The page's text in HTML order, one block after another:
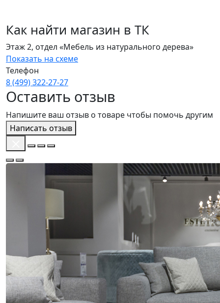
Как найти магазин в ТК
Этаж 2, отдел «Мебель из натурального дерева»
Показать на схеме
Телефон
8 (499) 322‑27‑27
Оставить отзыв
Напишите ваш отзыв о товаре чтобы помочь другим
Написать отзыв